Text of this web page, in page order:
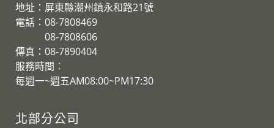
地址：屏東縣潮州鎮永和路21號
電話：08-7808469
08-7808606
傳真：08-7890404
服務時間：
每週一~週五AM08:00~PM17:30
北部分公司